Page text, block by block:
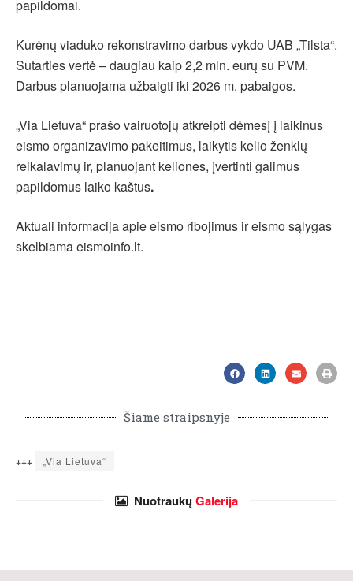
papildomai.
Kurėnų viaduko rekonstravimo darbus vykdo UAB „Tilsta“.
Sutarties vertė – daugiau kaip 2,2 mln. eurų su PVM.
Darbus planuojama užbaigti iki 2026 m. pabaigos.
„Via Lietuva“ prašo vairuotojų atkreipti dėmesį į laikinus
eismo organizavimo pakeitimus, laikytis kelio ženklų
reikalavimų ir, planuojant keliones, įvertinti galimus
papildomus laiko kaštus.
Aktuali informacija apie eismo ribojimus ir eismo sąlygas
skelbiama eismoinfo.lt.
Šiame straipsnyje
+++ „Via Lietuva“
NuotraukųGalerija